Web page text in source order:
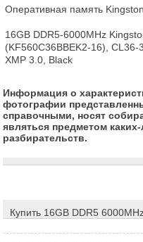
Оперативная память
16GB DDR5-6000MHz
(KF560C36BBEK2-16),
XMP 3.0, Black
Информация о
фотографии
справочными, носят
являться предметом
разбирательств.
Купить 16GB DDR5